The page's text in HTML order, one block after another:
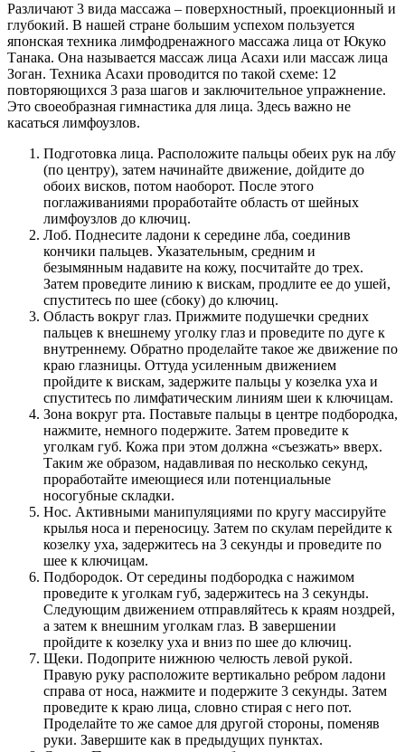
Различают 3 вида массажа – поверхностный, проекционный и
глубокий. В нашей стране большим успехом пользуется
японская техника лимфодренажного массажа лица от Юкуко
Танака. Она называется массаж лица Асахи или массаж лица
Зоган. Техника Асахи проводится по такой схеме: 12
повторяющихся 3 раза шагов и заключительное упражнение.
Это своеобразная гимнастика для лица. Здесь важно не
касаться лимфоузлов.
Подготовка лица. Расположите пальцы обеих рук на лбу
(по центру), затем начинайте движение, дойдите до
обоих висков, потом наоборот. После этого
поглаживаниями проработайте область от шейных
лимфоузлов до ключиц.
Лоб. Поднесите ладони к середине лба, соединив
кончики пальцев. Указательным, средним и
безымянным надавите на кожу, посчитайте до трех.
Затем проведите линию к вискам, продлите ее до ушей,
спуститесь по шее (сбоку) до ключиц.
Область вокруг глаз. Прижмите подушечки средних
пальцев к внешнему уголку глаз и проведите по дуге к
внутреннему. Обратно проделайте такое же движение по
краю глазницы. Оттуда усиленным движением
пройдите к вискам, задержите пальцы у козелка уха и
спуститесь по лимфатическим линиям шеи к ключицам.
Зона вокруг рта. Поставьте пальцы в центре подбородка,
нажмите, немного подержите. Затем проведите к
уголкам губ. Кожа при этом должна «съезжать» вверх.
Таким же образом, надавливая по несколько секунд,
проработайте имеющиеся или потенциальные
носогубные складки.
Нос. Активными манипуляциями по кругу массируйте
крылья носа и переносицу. Затем по скулам перейдите к
козелку уха, задержитесь на 3 секунды и проведите по
шее к ключицам.
Подбородок. От середины подбородка с нажимом
проведите к уголкам губ, задержитесь на 3 секунды.
Следующим движением отправляйтесь к краям ноздрей,
а затем к внешним уголкам глаз. В завершении
пройдите к козелку уха и вниз по шее до ключиц.
Щеки. Подоприте нижнюю челюсть левой рукой.
Правую руку расположите вертикально ребром ладони
справа от носа, нажмите и подержите 3 секунды. Затем
проведите к краю лица, словно стирая с него пот.
Проделайте то же самое для другой стороны, поменяв
руки. Завершите как в предыдущих пунктах.